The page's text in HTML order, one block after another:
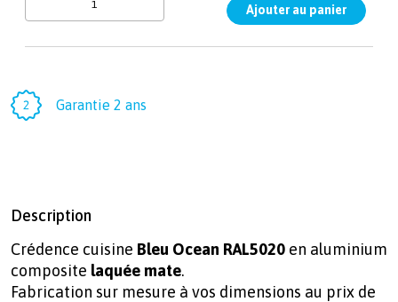
Garantie 2 ans
Description
Crédence cuisine Bleu Ocean RAL5020 en aluminium
composite laquée mate.
Fabrication sur mesure à vos dimensions au prix de